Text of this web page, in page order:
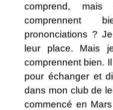
comprend, mais
comprennent
prononciations ?
leur place. Mais
comprennent bien.
pour échanger et
dans mon club de
commencé en